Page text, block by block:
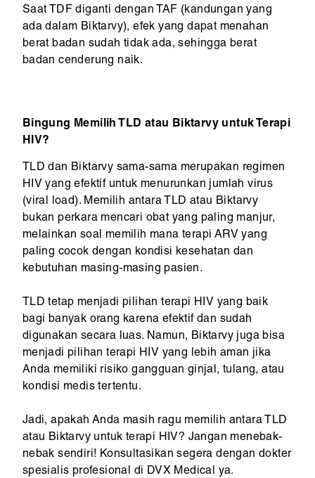
Saat TDF diganti dengan TAF (kandungan yang
ada dalam Biktarvy), efek yang dapat menahan
berat badan sudah tidak ada, sehingga berat
badan cenderung naik.
Bingung Memilih TLD atau Biktarvy untuk Terapi
HIV?
TLD dan Biktarvy sama-sama merupakan regimen
HIV yang efektif untuk menurunkan jumlah virus
(viral load). Memilih antara TLD atau Biktarvy
bukan perkara mencari obat yang paling manjur,
melainkan soal memilih mana terapi ARV yang
paling cocok dengan kondisi kesehatan dan
kebutuhan masing-masing pasien.
TLD tetap menjadi pilihan terapi HIV yang baik
bagi banyak orang karena efektif dan sudah
digunakan secara luas. Namun, Biktarvy juga bisa
menjadi pilihan terapi HIV yang lebih aman jika
Anda memiliki risiko gangguan ginjal, tulang, atau
kondisi medis tertentu.
Jadi, apakah Anda masih ragu memilih antara TLD
atau Biktarvy untuk terapi HIV? Jangan menebak-
nebak sendiri! Konsultasikan segera dengan dokter
spesialis profesional di DVX Medical ya.